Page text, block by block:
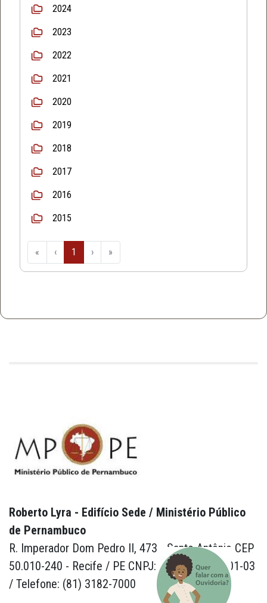
2024
2023
2022
2021
2020
2019
2018
2017
2016
2015
« ‹ 1 › »
Roberto Lyra - Edifício Sede / Ministério Público
de Pernambuco
R. Imperador Dom Pedro II, 473 - Santo Antônio CEP
50.010-240 - Recife / PE CNPJ: 24.417.065/0001-03
/ Telefone: (81) 3182-7000